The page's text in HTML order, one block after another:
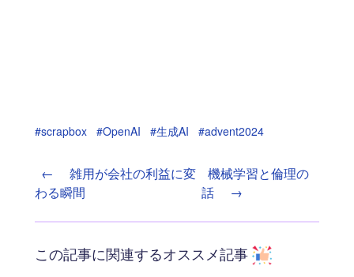
#scrapbox #OpenAI #生成AI #advent2024
←
雑用が会社の利益に変
わる瞬間
機械学習と倫理の
話
→
この記事に関連するオススメ記事